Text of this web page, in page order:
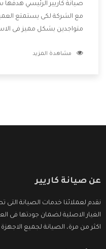
صيانة كاريير الرئيسي
مع الشركة لكى يستمتع
متواجدين بشكل مميز فى
الشركة بها والتى تكون منها
مشاهدة المزيد
عن صيانة كاريير
نقدم لعملائنا خدمات الصيانة
الغيار الاصلية لضمان جودتها فى
اكثر من مرة، الصيانة لجميع